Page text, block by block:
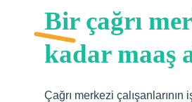
Bir çağrı
kadar maaş
Çağrı merkezi